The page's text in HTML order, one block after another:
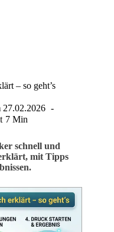
– so geht’s
27.02.2026
7 Min
schnell und
mit Tipps